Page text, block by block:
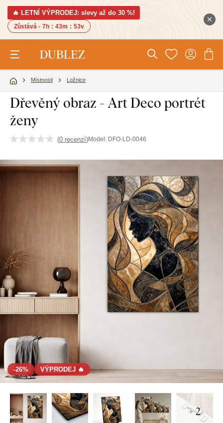
🔥 LETNÍ VÝPRODEJ: slevy až do 30 %!
Zůstává - 7h : 43m : 52v
Místnosti Ložnice
Dřevěný obraz - Art Deco portrét
ženy
(0 recenzí)Model: DFO-LD-0046
-26% VÝPRODEJ 🔥
+ 2